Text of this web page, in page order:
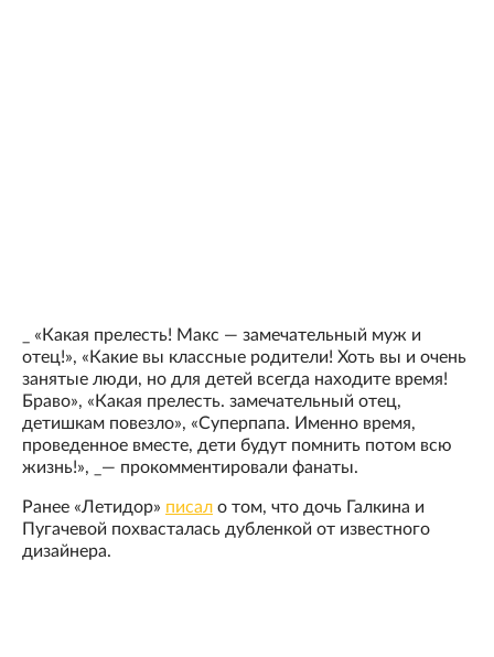
_ «Какая прелесть! Макс — замечательный муж и
отец!», «Какие вы классные родители! Хоть вы и очень
занятые люди, но для детей всегда находите время!
Браво», «Какая прелесть. замечательный отец,
детишкам повезло», «Суперпапа. Именно время,
проведенное вместе, дети будут помнить потом всю
жизнь!», _— прокомментировали фанаты.
Ранее «Летидор» писал о том, что дочь Галкина и
Пугачевой похвасталась дубленкой от известного
дизайнера.